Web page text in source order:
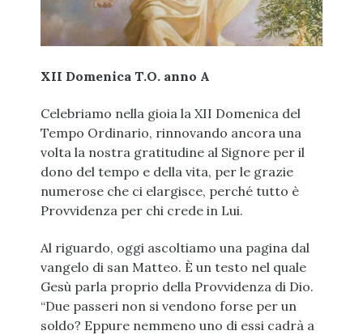
XII Domenica T.O. anno A
Celebriamo nella gioia la XII Domenica del
Tempo Ordinario, rinnovando ancora una
volta la nostra gratitudine al Signore per il
dono del tempo e della vita, per le grazie
numerose che ci elargisce, perché tutto è
Provvidenza per chi crede in Lui.
Al riguardo, oggi ascoltiamo una pagina dal
vangelo di san Matteo. È un testo nel quale
Gesù parla proprio della Provvidenza di Dio.
“Due passeri non si vendono forse per un
soldo? Eppure nemmeno uno di essi cadrà a